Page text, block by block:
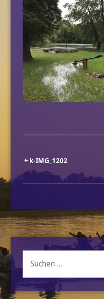
Beitragsnavigation
k-IMG_1202
Suche